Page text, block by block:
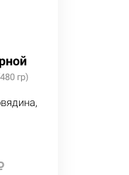
гр)